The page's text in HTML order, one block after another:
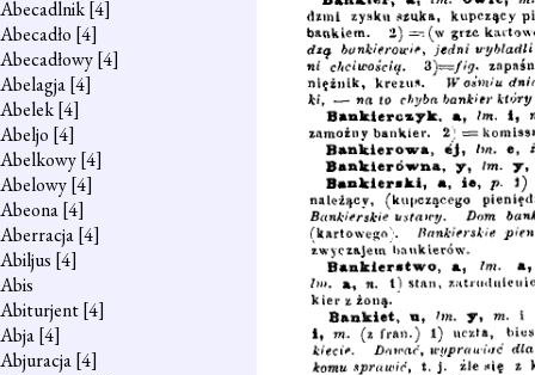
Abecadlnik[4]
Abecadło [4]
Abecadłowy[4]
Abelagja[4]
Abelek[4]
Abeljo [4]
Abelkowy[4]
Abelowy[4]
Abeona[4]
Aberracja[4]
Abiljus [4]
Abis
Abiturjent[4]
Abja[4]
Abjuracja[4]